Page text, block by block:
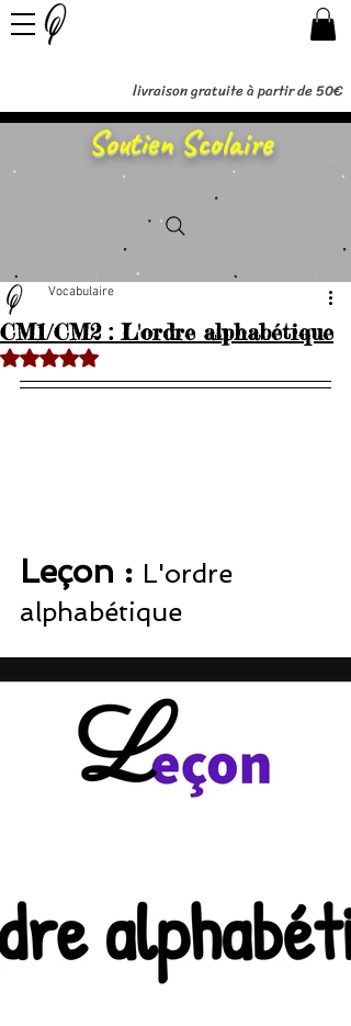
livraison gratuite à partir de 50€
Soutien Scolaire
CM1/CM2 : L'ordre alphabétique
Vocabulaire
Noté NaN étoiles sur 5.
Leçon : L'ordre
alphabétique